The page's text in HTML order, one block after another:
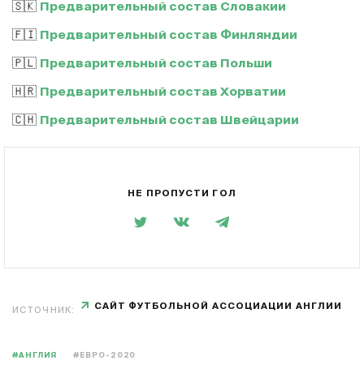
🇸🇰 Предварительный состав Словакии
🇫🇮 Предварительный состав Финляндии
🇵🇱 Предварительный состав Польши
🇭🇷 Предварительный состав Хорватии
🇨🇭 Предварительный состав Швейцарии
НЕ ПРОПУСТИ ГОЛ
ИСТОЧНИК: САЙТ ФУТБОЛЬНОЙ АССОЦИАЦИИ АНГЛИИ
#АНГЛИЯ #ЕВРО-2020